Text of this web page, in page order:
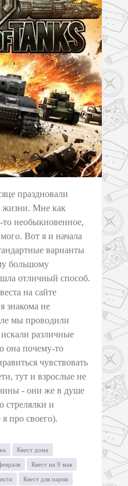
праздновали
жизни. Мне как
то необыкновенное,
Вот я и начала
варианты
большому
отличный способ.
на сайте
знакома не
мы проводили
различные
она почему-то
чувствовать
тут и взрослые не
- они же в душе
стрелялки и
про своего).
Квест дома
Квест на 9 мая
Квест для парня